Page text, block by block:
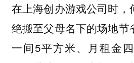
在上海创办游戏公司时，
绝搬至父母名下的场地节
一间5平方米、月租金